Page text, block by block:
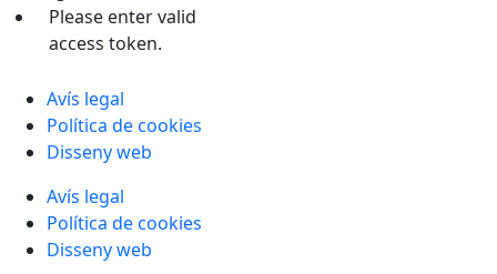
Please enter valid
access token.
Avís legal
Política de cookies
Disseny web
Avís legal
Política de cookies
Disseny web